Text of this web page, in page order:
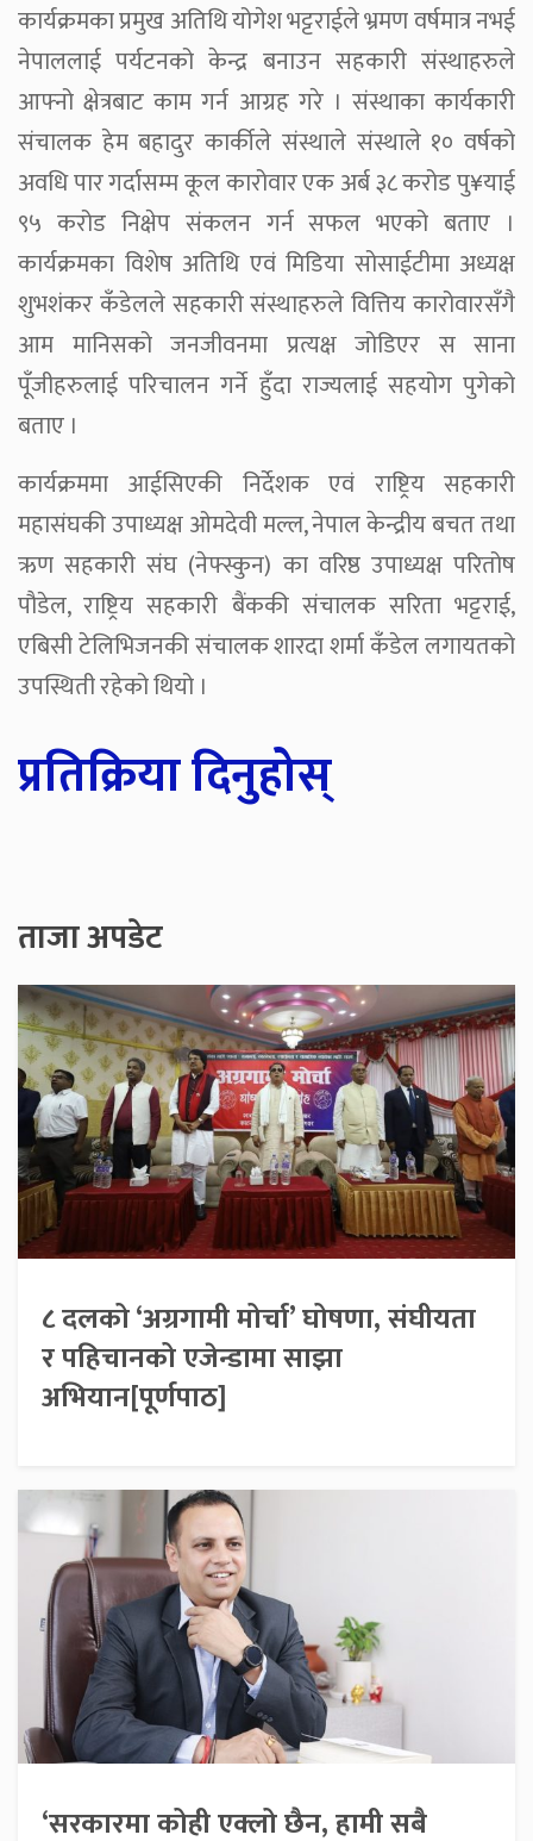
कार्यक्रमका प्रमुख अतिथि योगेश भट्टराईले भ्रमण वर्षमात्र नभई
नेपाललाई पर्यटनको केन्द्र बनाउन सहकारी संस्थाहरुले
आफ्नो क्षेत्रबाट काम गर्न आग्रह गरे । संस्थाका कार्यकारी
संचालक हेम बहादुर कार्कीले संस्थाले संस्थाले १० वर्षको
अवधि पार गर्दासम्म कूल कारोवार एक अर्ब ३८ करोड पु¥याई
९५ करोड निक्षेप संकलन गर्न सफल भएको बताए ।
कार्यक्रमका विशेष अतिथि एवं मिडिया सोसाईटीमा अध्यक्ष
शुभशंकर कँडेलले सहकारी संस्थाहरुले वित्तिय कारोवारसँगै
आम मानिसको जनजीवनमा प्रत्यक्ष जोडिएर स साना
पूँजीहरुलाई परिचालन गर्ने हुँदा राज्यलाई सहयोग पुगेको
बताए ।
कार्यक्रममा आईसिएकी निर्देशक एवं राष्ट्रिय सहकारी
महासंघकी उपाध्यक्ष ओमदेवी मल्ल, नेपाल केन्द्रीय बचत तथा
ऋण सहकारी संघ (नेफ्स्कुन) का वरिष्ठ उपाध्यक्ष परितोष
पौडेल, राष्ट्रिय सहकारी बैंककी संचालक सरिता भट्टराई,
एबिसी टेलिभिजनकी संचालक शारदा शर्मा कँडेल लगायतको
उपस्थिती रहेको थियो ।
प्रतिक्रिया दिनुहोस्
ताजा अपडेट
८ दलको ‘अग्रगामी मोर्चा’ घोषणा, संघीयता
र पहिचानको एजेन्डामा साझा
अभियान[पूर्णपाठ]
‘सरकारमा कोही एक्लो छैन, हामी सबै